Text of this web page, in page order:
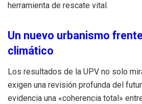
herramienta de rescate vital.
Un nuevo urbanismo
climático
Los resultados de la UPV no solo
exigen una revisión profunda del
evidencia una «coherencia total»